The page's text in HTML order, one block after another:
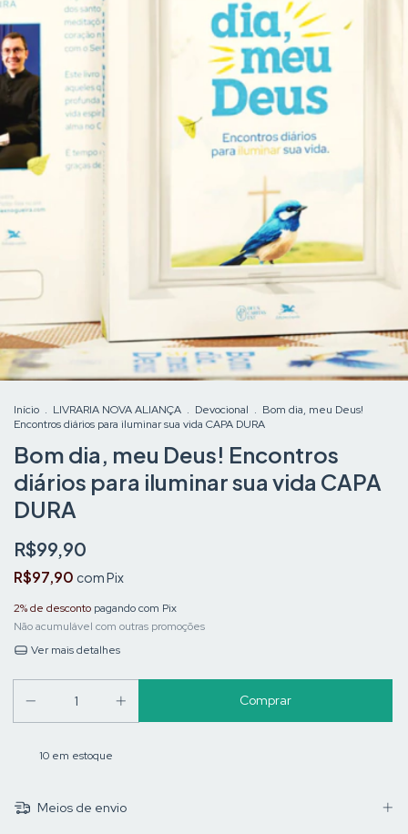
Início . LIVRARIA NOVA ALIANÇA . Devocional . Bom dia, meu Deus!
Encontros diários para iluminar sua vida CAPA DURA
Bom dia, meu Deus! Encontros
diários para iluminar sua vida CAPA
DURA
R$99,90
R$97,90 comPix
2% de desconto pagando com Pix
Não acumulável com outras promoções
Ver mais detalhes
10 em estoque
Meios de envio